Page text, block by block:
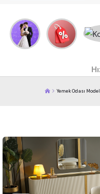
Yemek Odası